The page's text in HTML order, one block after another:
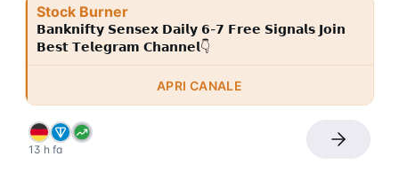
Stock Burner
𝗕𝗮𝗻𝗸𝗻𝗶𝗳𝘁𝘆 𝗦𝗲𝗻𝘀𝗲𝘅 𝗗𝗮𝗶𝗹𝘆 𝟲-𝟳 𝗙𝗿𝗲𝗲 𝗦𝗶𝗴𝗻𝗮𝗹𝘀 𝗝𝗼𝗶𝗻
𝗕𝗲𝘀𝘁 𝗧𝗲𝗹𝗲𝗴𝗿𝗮𝗺 𝗖𝗵𝗮𝗻𝗻𝗲𝗹👇
APRI CANALE
13 h fa